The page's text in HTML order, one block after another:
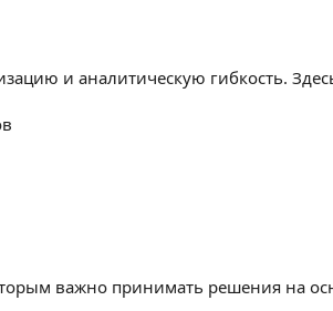
и аналитическую гибкость.
важно принимать решения на